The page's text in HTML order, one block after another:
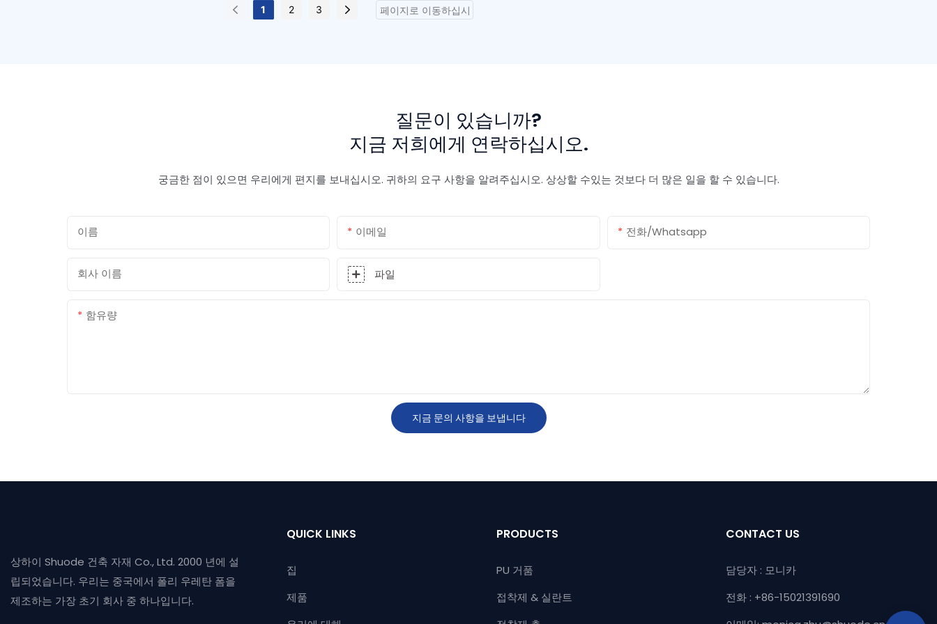
1 2 3
질문이 있습니까?
지금 저희에게 연락하십시오.
궁금한 점이 있으면 우리에게 편지를 보내십시오. 귀하의 요구 사항을 알려주십시오. 상상할 수있는 것보다 더 많은 일을 할 수 있습니다.
이름 이메일 전화/whatsapp
회사 이름 파일
함유량
지금 문의 사항을 보냅니다
상하이 Shuode 건축 자재 Co., Ltd. 2000 년에 설
립되었습니다. 우리는 중국에서 폴리 우레탄 폼을
제조하는 가장 초기 회사 중 하나입니다.
QUICK LINKS
집
제품
PRODUCTS
PU 거품
접착제 & 실란트
CONTACT US
담당자 : 모니카
전화 : +86-15021391690